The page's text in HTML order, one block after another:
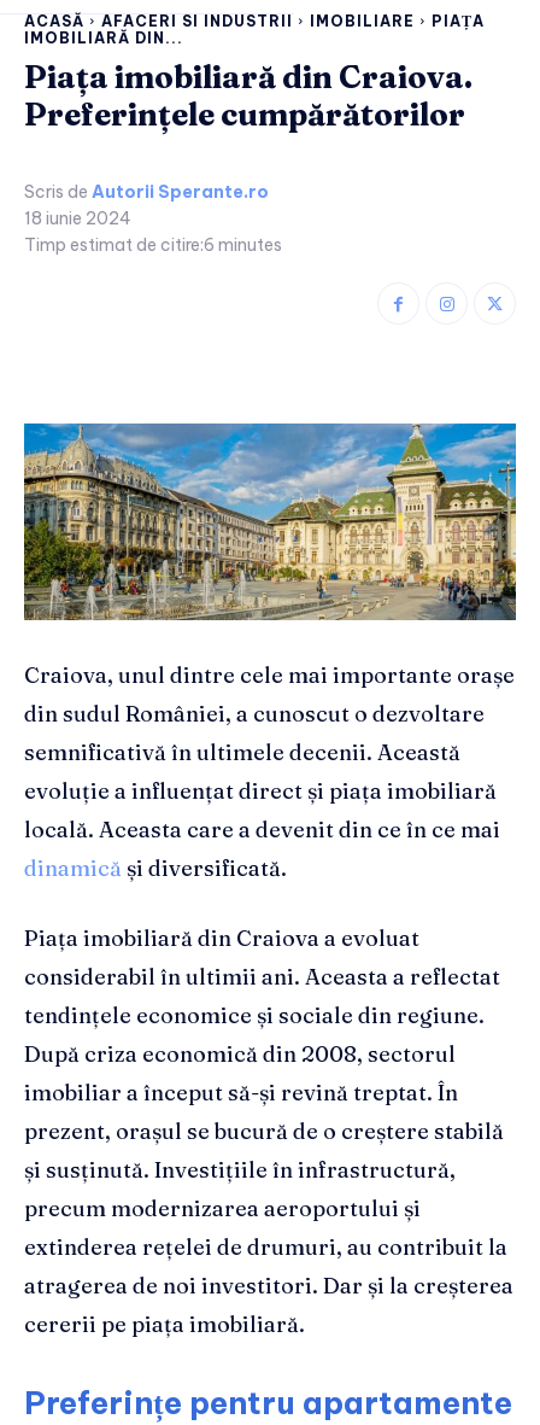
ACASĂ AFACERI SI INDUSTRII IMOBILIARE
PIAȚA
IMOBILIARĂ DIN...
Piața imobiliară din Craiova.
Preferințele cumpărătorilor
Scris de Autorii Sperante.ro
18 iunie 2024
Timp estimat de citire:6 minutes
Craiova, unul dintre cele mai importante orașe
din sudul României, a cunoscut o dezvoltare
semnificativă în ultimele decenii. Această
evoluție a influențat direct și piața imobiliară
locală. Aceasta care a devenit din ce în ce mai
dinamică și diversificată.
Piața imobiliară din Craiova a evoluat
considerabil în ultimii ani. Aceasta a reflectat
tendințele economice și sociale din regiune.
După criza economică din 2008, sectorul
imobiliar a început să-și revină treptat. În
prezent, orașul se bucură de o creștere stabilă
și susținută. Investițiile în infrastructură,
precum modernizarea aeroportului și
extinderea rețelei de drumuri, au contribuit la
atragerea de noi investitori. Dar și la creșterea
cererii pe piața imobiliară.
Preferințe pentru apartamente